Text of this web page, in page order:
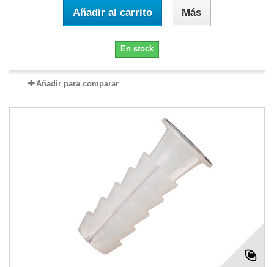
Añadir al carrito Más
En stock
Añadir para comparar